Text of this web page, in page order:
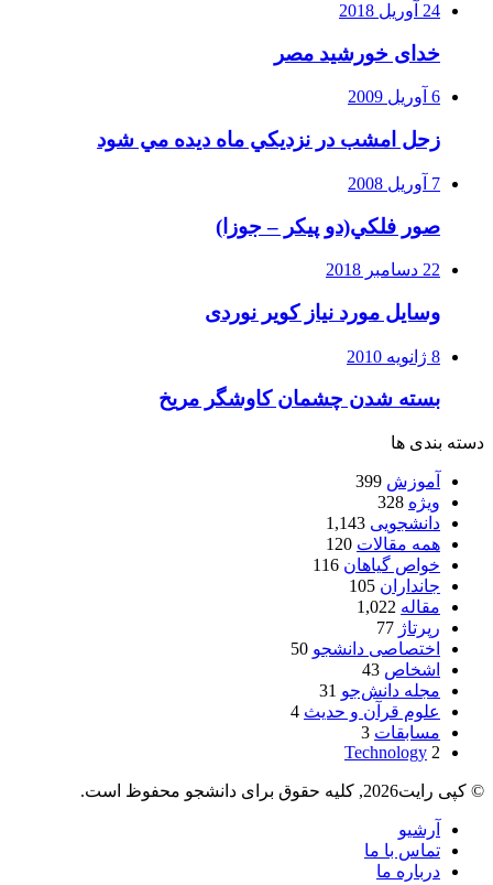
24 آوریل 2018
خدای خورشید مصر
6 آوریل 2009
زحل امشب در نزديكي ماه ديده مي شود
7 آوریل 2008
صور فلكي(دو پیکر – جوزا)
22 دسامبر 2018
وسایل مورد نیاز کویر نوردی
8 ژانویه 2010
بسته شدن چشمان کاوشگر مريخ
دسته بندی ها
آموزش 399
ویژه 328
دانشجویی 1,143
همه مقالات 120
خواص گیاهان 116
جانداران 105
مقاله 1,022
رپرتاژ 77
اختصاصی دانشجو 50
اشخاص 43
مجله دانش‌جو 31
علوم قرآن و حدیث 4
مسابقات 3
Technology 2
© کپی رایت2026, کلیه حقوق برای دانشجو محفوظ است.
آرشیو
تماس با ما
درباره ما